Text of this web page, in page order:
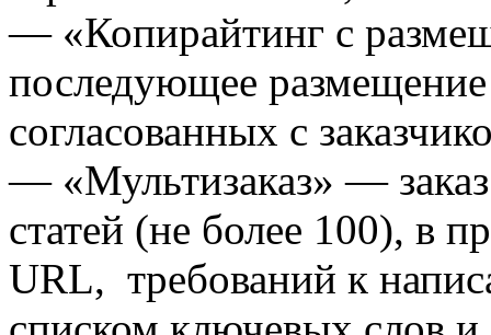
— «Копирайтинг с
последующее
согласованных с
— «Мультизаказ» —
статей (не более 100), в
URL, требований к